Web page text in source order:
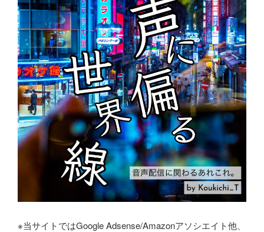
※当サイトではGoogle Adsense/Amazonアソシエイト他、